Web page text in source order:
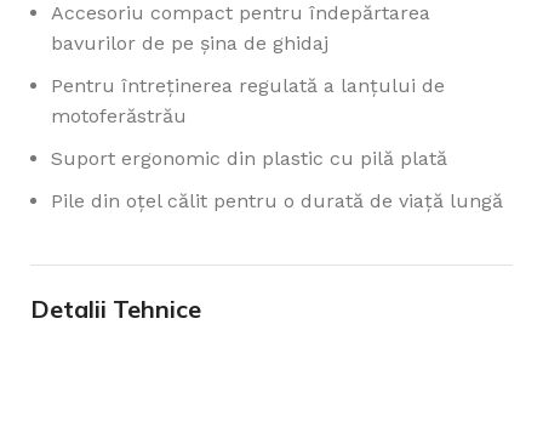
Accesoriu compact pentru îndepărtarea
bavurilor de pe şina de ghidaj
Pentru întreţinerea regulată a lanţului de
motoferăstrău
Suport ergonomic din plastic cu pilă plată
Pile din oțel călit pentru o durată de viață lungă
Detalii Tehnice